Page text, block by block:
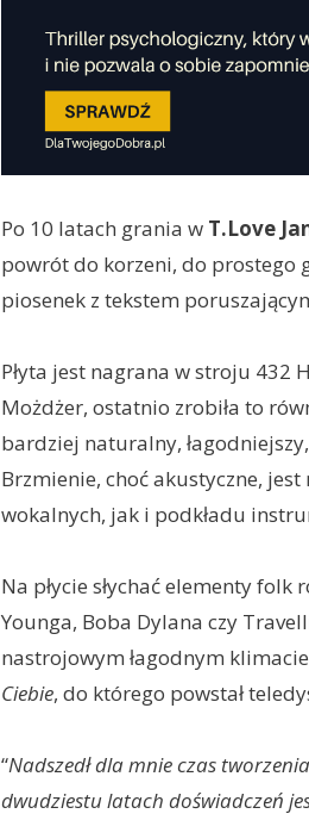
Po 10 latach grania w T.Love
powrót do korzeni, do prostego
piosenek z tekstem
Płyta jest nagrana w stroju 432
Możdżer, ostatnio zrobiła to
bardziej naturalny,
Brzmienie, choć akustyczne,
wokalnych, jak i podkładu
Na płycie słychać elementy
Younga, Boba Dylana czy
nastrojowym łagodnym
Ciebie, do którego powstał
“Nadszedł dla mnie czas
dwudziestu latach doświadczeń